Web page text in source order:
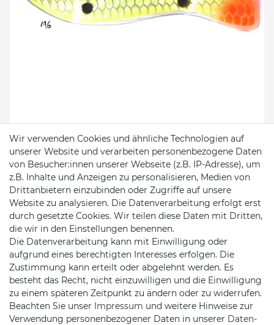
Mika Solutions MikaFlash Flasher M6
14,99 €*
Sofort versandfertig, Lieferzeit 48h
Wir verwenden Cookies und ähnliche Technologien auf
unserer Website und verarbeiten personenbezogene Daten
von Besucher:innen unserer Webseite (z.B. IP-Adresse), um
z.B. Inhalte und Anzeigen zu personalisieren, Medien von
Drittanbietern einzubinden oder Zugriffe auf unsere
Website zu analysieren. Die Datenverarbeitung erfolgt erst
durch gesetzte Cookies. Wir teilen diese Daten mit Dritten,
die wir in den Einstellungen benennen.
Die Datenverarbeitung kann mit Einwilligung oder
aufgrund eines berechtigten Interesses erfolgen. Die
Zustimmung kann erteilt oder abgelehnt werden. Es
besteht das Recht, nicht einzuwilligen und die Einwilligung
zu einem späteren Zeitpunkt zu ändern oder zu widerrufen.
Beachten Sie unser Impressum und weitere Hinweise zur
Verwendung personenbezogener Daten in unserer Daten­